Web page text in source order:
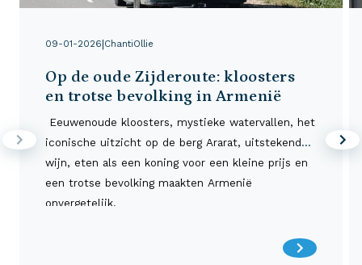
09-01-2026|ChantiOllie
Op de oude Zijderoute: kloosters
en trotse bevolking in Armenië
Eeuwenoude kloosters, mystieke watervallen, het
iconische uitzicht op de berg Ararat, uitstekende
wijn, eten als een koning voor een kleine prijs en
een trotse bevolking maakten Armenië
onvergetelijk.